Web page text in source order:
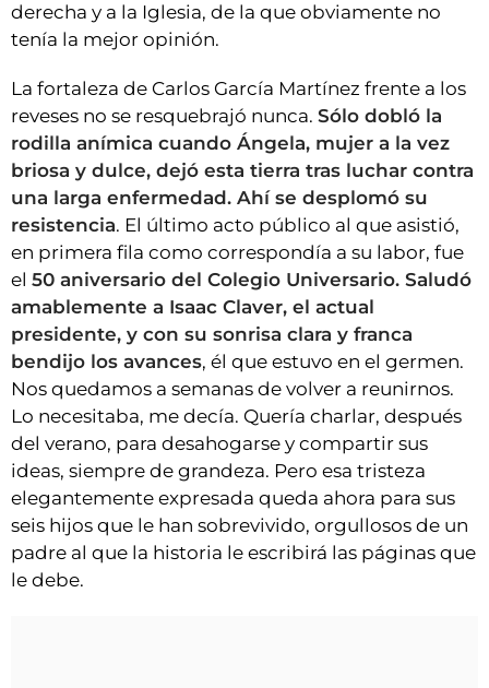
derecha y a la Iglesia, de la que obviamente no
tenía la mejor opinión.
La fortaleza de Carlos García Martínez frente a los
reveses no se resquebrajó nunca. Sólo dobló la
rodilla anímica cuando Ángela, mujer a la vez
briosa y dulce, dejó esta tierra tras luchar contra
una larga enfermedad. Ahí se desplomó su
resistencia. El último acto público al que asistió,
en primera fila como correspondía a su labor, fue
el 50 aniversario del Colegio Universario. Saludó
amablemente a Isaac Claver, el actual
presidente, y con su sonrisa clara y franca
bendijo los avances, él que estuvo en el germen.
Nos quedamos a semanas de volver a reunirnos.
Lo necesitaba, me decía. Quería charlar, después
del verano, para desahogarse y compartir sus
ideas, siempre de grandeza. Pero esa tristeza
elegantemente expresada queda ahora para sus
seis hijos que le han sobrevivido, orgullosos de un
padre al que la historia le escribirá las páginas que
le debe.